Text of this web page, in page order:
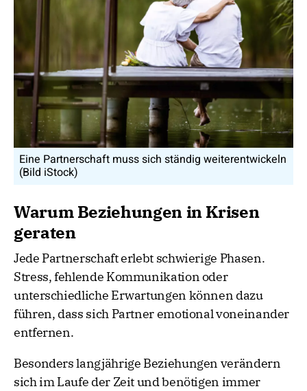
Eine Partnerschaft muss sich ständig weiterentwickeln
(Bild iStock)
Warum Beziehungen in Krisen
geraten
Jede Partnerschaft erlebt schwierige Phasen.
Stress, fehlende Kommunikation oder
unterschiedliche Erwartungen können dazu
führen, dass sich Partner emotional voneinander
entfernen.
Besonders langjährige Beziehungen verändern
sich im Laufe der Zeit und benötigen immer